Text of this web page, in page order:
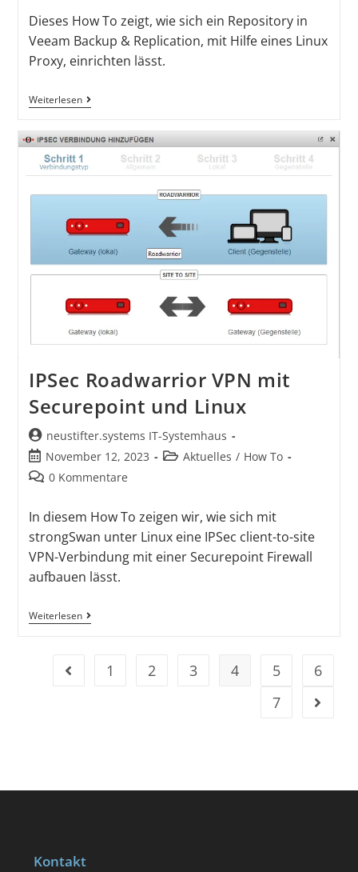
Dieses How To zeigt, wie sich ein Repository in
Veeam Backup & Replication, mit Hilfe eines Linux
Proxy, einrichten lässt.
Weiterlesen
IPSec Roadwarrior VPN mit
Securepoint und Linux
neustifter.systems IT-Systemhaus
November 12, 2023
Aktuelles / How To
0 Kommentare
In diesem How To zeigen wir, wie sich mit
strongSwan unter Linux eine IPSec client-to-site
VPN-Verbindung mit einer Securepoint Firewall
aufbauen lässt.
Weiterlesen
1 2 3 4 5
6
7
Kontakt